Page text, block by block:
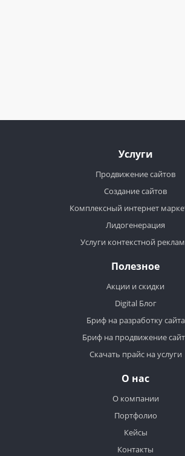
Услуги
Продвижение сайтов
Создание сайтов
Комплексный интернет
Лидогенерация
Услуги контекстной
Полезное
Акции и скидки
Digital Блог
Бриф на разработку сайта
Бриф на продвижение
Скачать прайс на услуги
О нас
О компании
Портфолио
Кейсы
Контакты